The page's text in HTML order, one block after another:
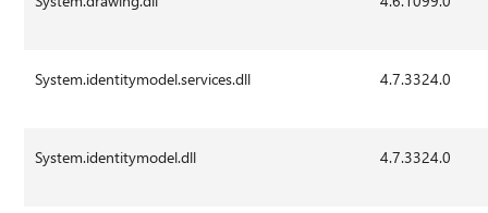
System.identitymodel.services.dll 4.7.3324.0
System.identitymodel.dll 4.7.3324.0